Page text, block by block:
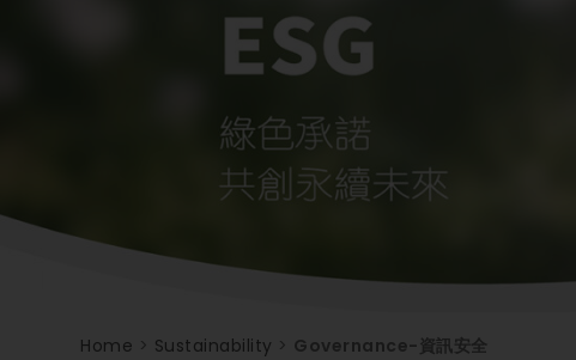
Home > Sustainability > Governance-資訊安全